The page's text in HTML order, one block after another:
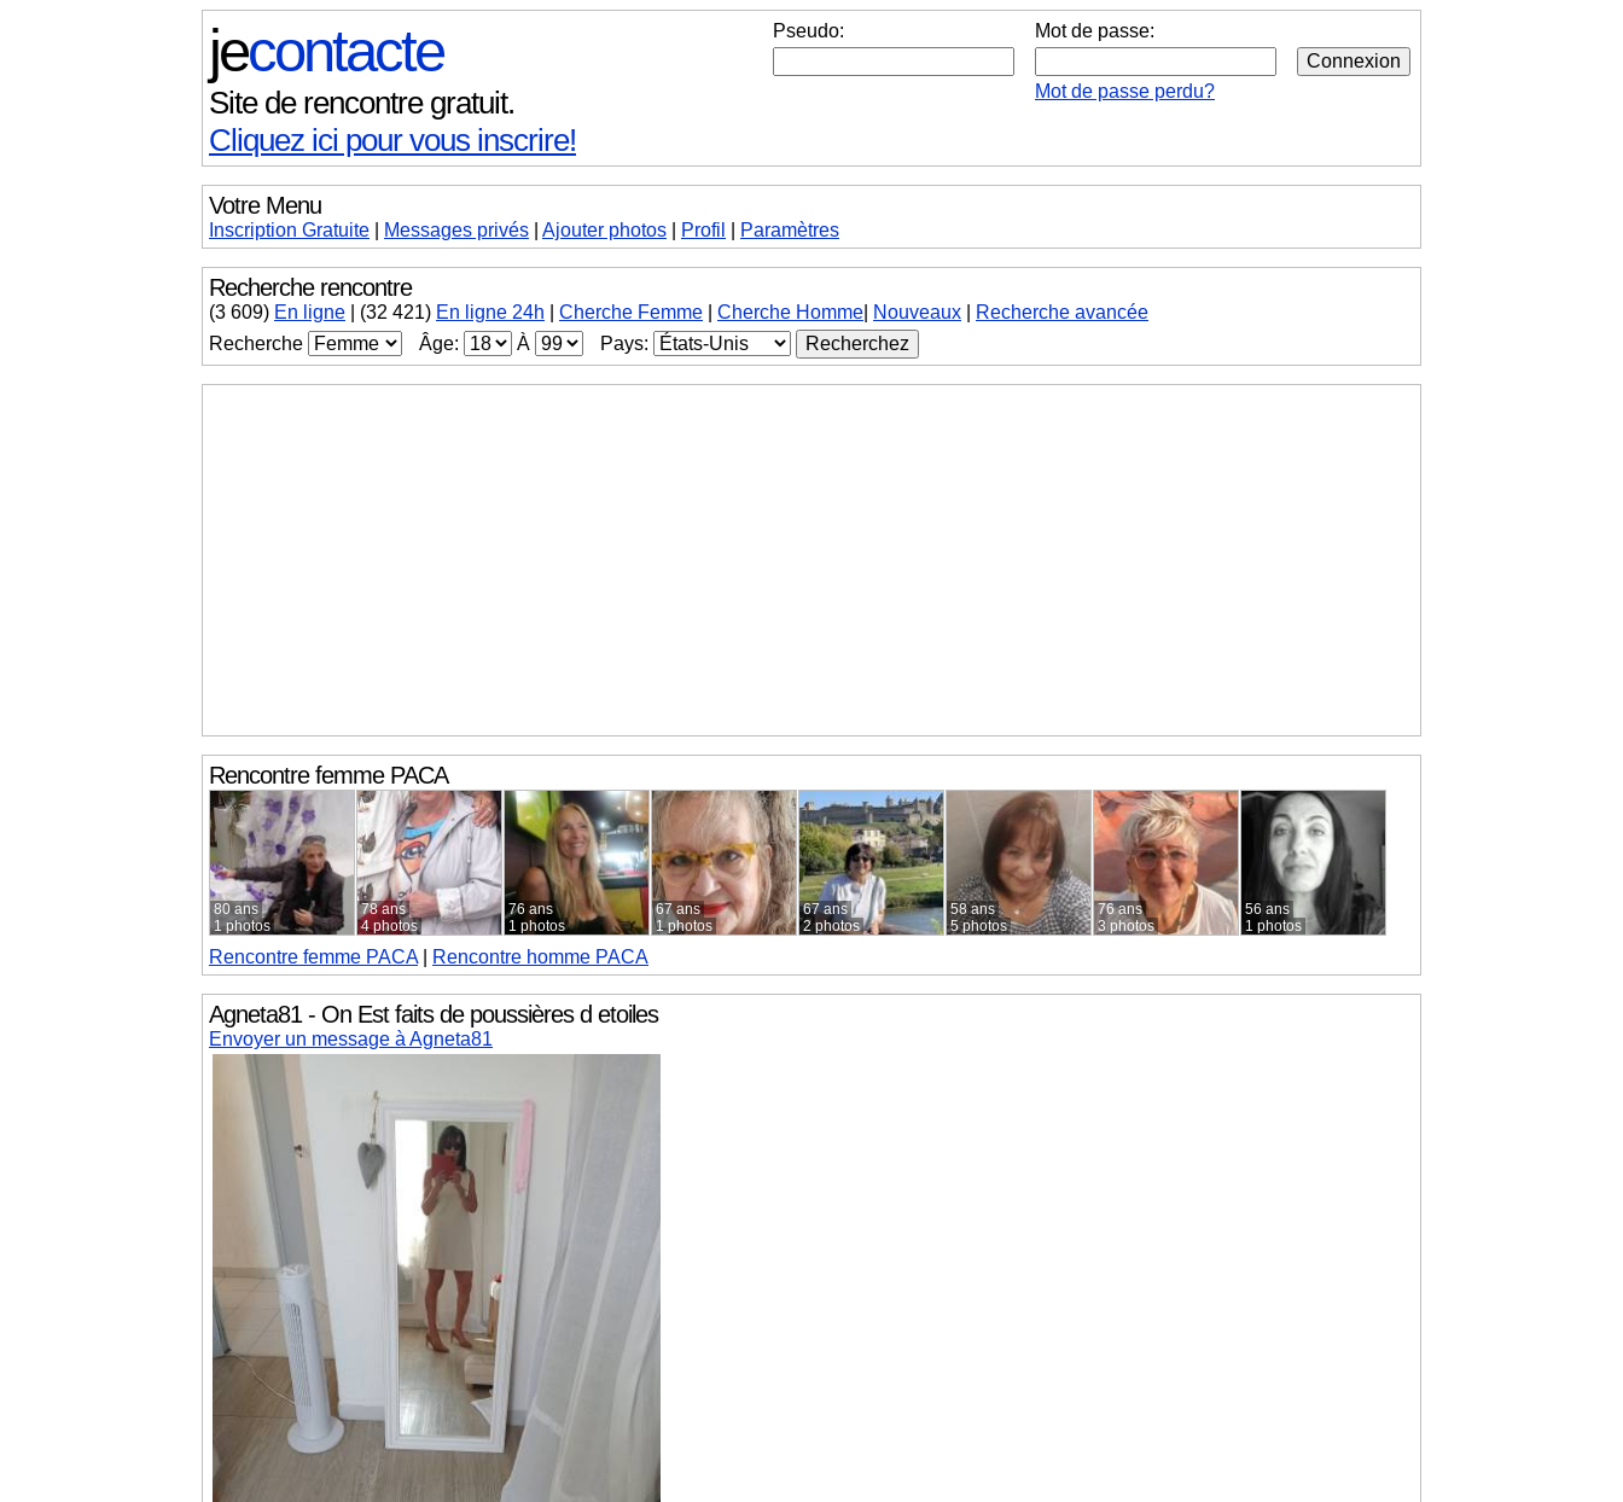
Pseudo: Mot de passe:
Mot de passe perdu?
jecontacte
Site de rencontre gratuit.
Cliquez ici pour vous inscrire!
Votre Menu
Inscription Gratuite Messages privés Ajouter photos Profil Paramètres
Recherche rencontre
(3 609) En ligne (32 421) En ligne 24h Cherche Femme Cherche Homme Nouveaux
Recherche avancée
Recherche
Âge: À Pays:
Rencontre femmePACA
80 ans
1 photos
78 ans
4 photos
76 ans
1 photos
67 ans
1 photos
67 ans
2 photos
58 ans
5 photos
76 ans
3 photos
56 ans
1 photos
Rencontre femme PACA| Rencontre homme PACA
Agneta81 - On Est faits de poussières d etoiles
Envoyer un message à Agneta81